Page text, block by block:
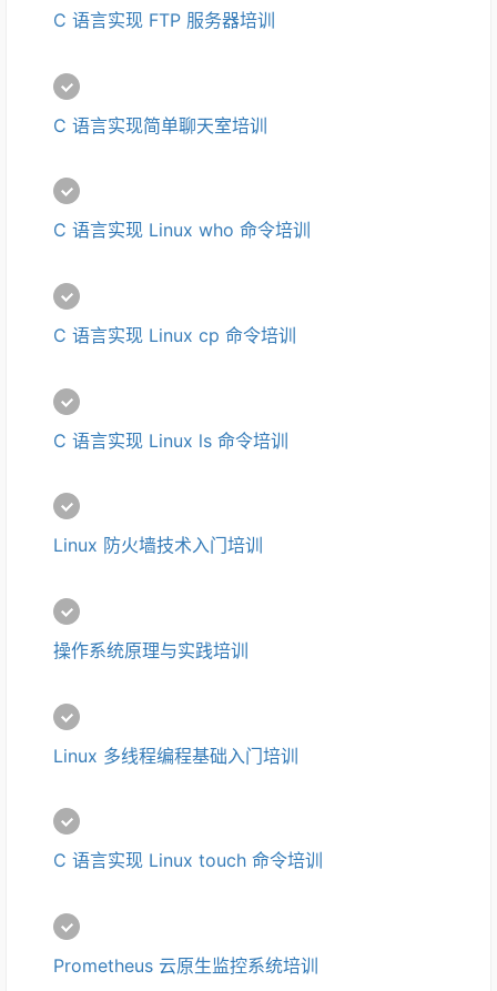
C 语言实现 FTP 服务器培训
C 语言实现简单聊天室培训
C 语言实现 Linux who 命令培训
C 语言实现 Linux cp 命令培训
C 语言实现 Linux ls 命令培训
Linux 防火墙技术入门培训
操作系统原理与实践培训
Linux 多线程编程基础入门培训
C 语言实现 Linux touch 命令培训
Prometheus 云原生监控系统培训